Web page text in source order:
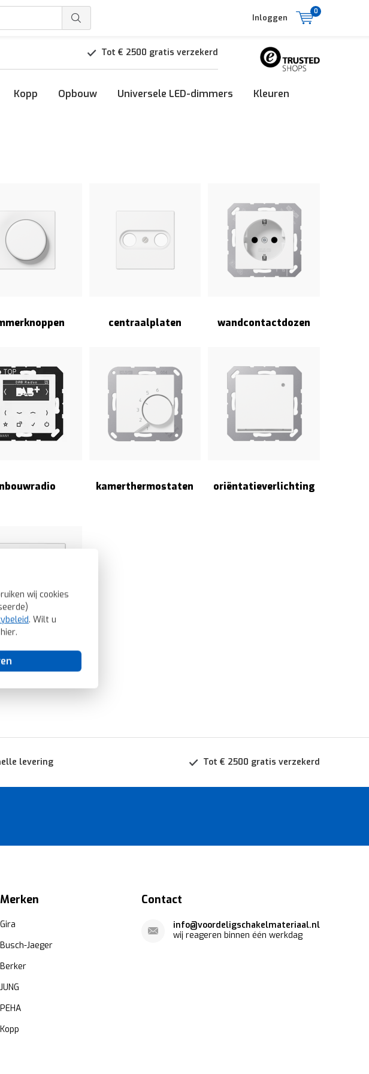
wij cookies
. Wilt u
hier.
Inloggen
0
Tot € 2500 gratis verzekerd
Kopp Opbouw Universele LED-dimmers Kleuren
centraalplaten wandcontactdozen
kamerthermostaten oriëntatieverlichting
levering Tot € 2500 gratis verzekerd
Merken
Gira
Busch-Jaeger
Berker
JUNG
PEHA
Kopp
Contact
info@voordeligschakelmateriaal.nl
wij reageren binnen één werkdag